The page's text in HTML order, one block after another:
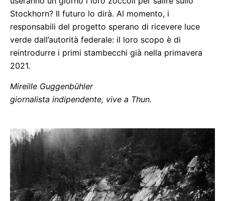
Stockhorn? Il futuro lo dirà. Al momento, i
responsabili del progetto sperano di ricevere luce
verde dall’autorità federale: il loro scopo è di
reintrodurre i primi stambecchi già nella primavera
2021.
Mireille Guggenbühler
giornalista indipendente, vive a Thun.